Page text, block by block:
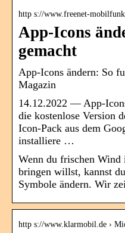
http s://www.freenet-
App-Icons
gemacht
App-Icons ändern: So
Magazin
14.12.2022 — App-
die kostenlose Version
Icon-Pack aus dem
installiere …
Wenn du frischen Wind
bringen willst, kannst
Symbole ändern. Wir
http s://www.klarmobil.de ›